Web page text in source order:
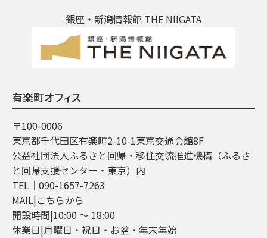
銀座・新潟情報館 THE NIIGATA
有楽町オフィス
〒100-0006
東京都千代田区有楽町2-10-1東京交通会館8F
公益社団法人ふるさと回帰・移住交流推進機構（ふるさ
と回帰支援センター・東京）内
TEL│090-1657-7263
MAIL|こちらから
開設時間|10:00 ～ 18:00
休業日|月曜日・祝日・お盆・年末年始